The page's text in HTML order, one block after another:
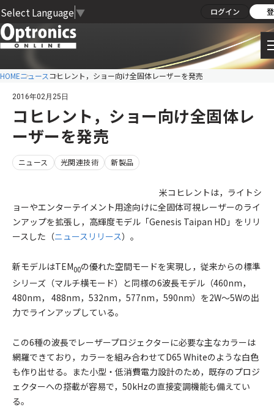
Select Language ▼ ログイン
HOMEニュースコヒレント，ショー向け全固体レーザーを発売
2016年02月25日
コヒレント，ショー向け全固体レ
ーザーを発売
ニュース 光関連技術 新製品
米コヒレントは，ライトシ
ョーやエンターテイメント用途向けに全固体可視レーザーのライ
ンアップを拡張し，高輝度モデル「Genesis Taipan HD」をリリ
ースした（ニュースリリース）。
新モデルはTEM00の優れた空間モードを実現し，従来からの標準
シリーズ（マルチ横モード）と同様の6波長モデル（460nm，
480nm， 488nm，532nm，577nm，590nm）を2W～5Wの出
力でラインアップしている。
この6種の波長でレーザープロジェクターに必要な主なカラーは
網羅できており，カラーを組み合わせてD65 Whiteのような白色
も作り出せる。また小型・低消費電力設計のため，既存のプロジ
ェクターへの搭載が容易で，50kHzの直接変調機能も備えてい
る。